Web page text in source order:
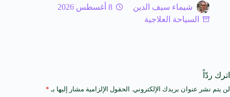
شيماء سيف الدين
8 أغسطس 2026
السياحة العلاجية
اترك ردّاً
لن يتم نشر عنوان بريدك الإلكتروني. الحقول الإلزامية مشار إليها بـ *
A